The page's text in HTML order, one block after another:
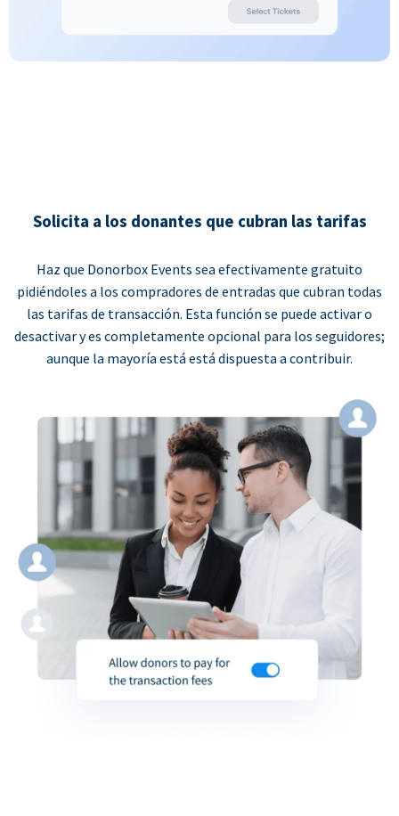
Solicita a los donantes que cubran las tarifas
Haz que Donorbox Events sea efectivamente gratuito
pidiéndoles a los compradores de entradas que cubran todas
las tarifas de transacción. Esta función se puede activar o
desactivar y es completamente opcional para los seguidores;
aunque la mayoría está está dispuesta a contribuir.